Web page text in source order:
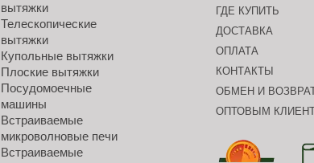
вытяжки
Телескопические
вытяжки
Купольные вытяжки
Плоские вытяжки
Посудомоечные
машины
Встраиваемые
микроволновые печи
Встраиваемые
ГДЕ КУПИТЬ
ДОСТАВКА
ОПЛАТА
КОНТАКТЫ
ОБМЕН И
ОПТОВЫМ